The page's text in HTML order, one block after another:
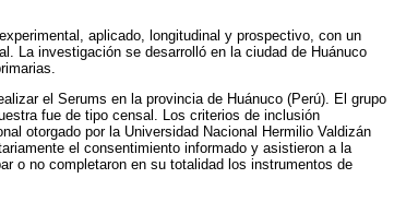
aplicado, longitudinal y prospectivo, con un
La investigación se desarrolló en la ciudad de Huánuco
el Serums en la provincia de Huánuco (Perú). El grupo
fue de tipo censal. Los criterios de inclusión
otorgado por la Universidad Nacional Hermilio Valdizán
el consentimiento informado y asistieron a la
o no completaron en su totalidad los instrumentos de